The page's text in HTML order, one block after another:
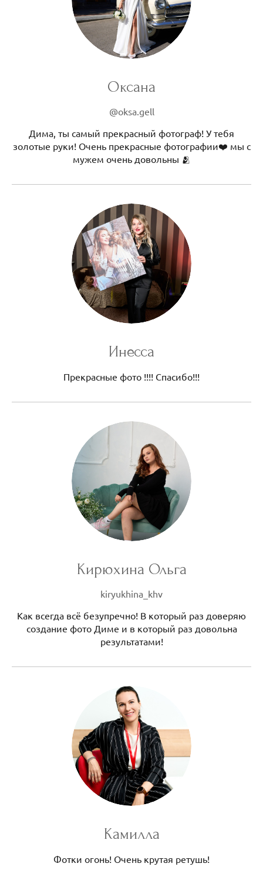
Оксана
@oksa.gell
Дима, ты самый прекрасный фотограф! У тебя
золотые руки! Очень прекрасные фотографии❤️ мы с
мужем очень довольны 🫂
Инесса
Прекрасные фото !!!! Спасибо!!!
Кирюхина Ольга
kiryukhina_khv
Как всегда всё безупречно! В который раз доверяю
создание фото Диме и в который раз довольна
результатами!
Камилла
Фотки огонь! Очень крутая ретушь!